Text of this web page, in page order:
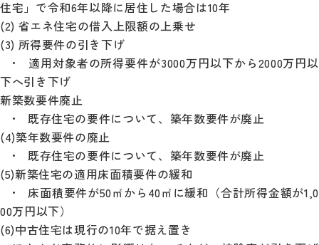
住宅」で令和6年以降に居住した場合は10年
(2) 省エネ住宅の借入上限額の上乗せ
(3) 所得要件の引き下げ
• 適用対象者の所得要件が3000万円以下から2000万円以
下へ引き下げ
新築数要件廃止
• 既存住宅の要件について、築年数要件が廃止
(4)築年数要件の廃止
• 既存住宅の要件について、築年数要件が廃止
(5)新築住宅の適用床面積要件の緩和
• 床面積要件が50㎡から40㎡に緩和（合計所得金額が1,0
00万円以下）
(6)中古住宅は現行の10年で据え置き